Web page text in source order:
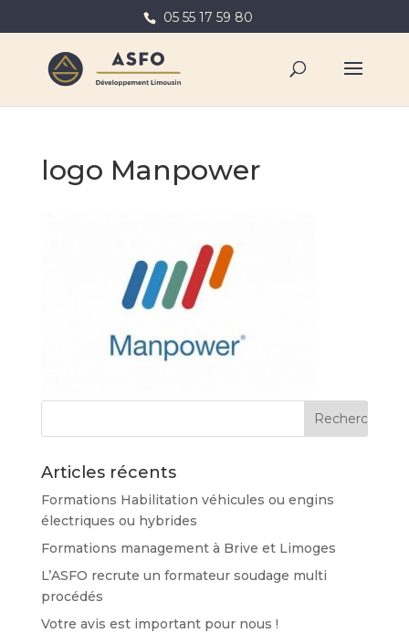
05 55 17 59 80
logo Manpower
Articles récents
Formations Habilitation véhicules ou engins
électriques ou hybrides
Formations management à Brive et Limoges
L’ASFO recrute un formateur soudage multi
procédés
Votre avis est important pour nous !